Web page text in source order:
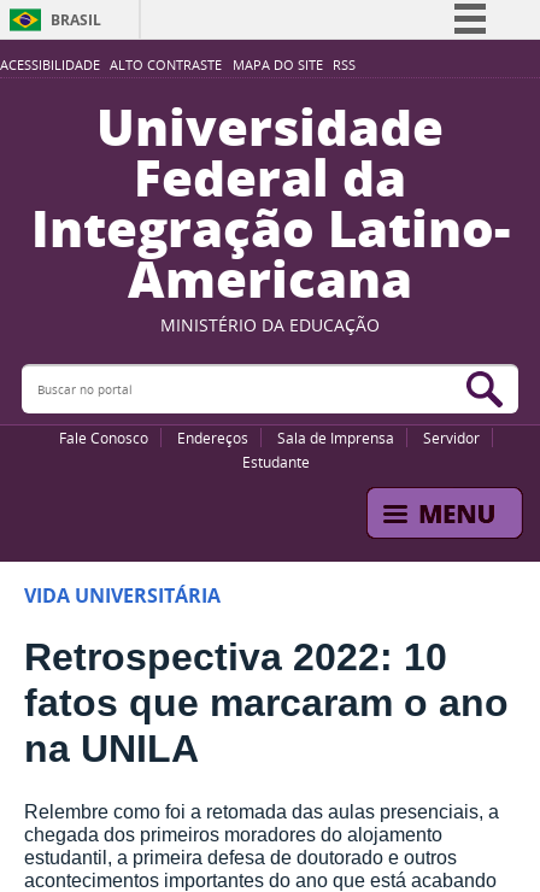
ACESSIBILIDADE ALTO CONTRASTE MAPA DO SITE RSS
BRASIL
Simplifique!
Participe
Acesso à informação
Legislação
Canais
Universidade
Federal da
Integração Latino-
Americana
MINISTÉRIO DA EDUCAÇÃO
Buscar no portal
Fale Conosco Endereços Sala de Imprensa
Servidor
Estudante
VIDA UNIVERSITÁRIA
Retrospectiva 2022: 10
fatos que marcaram o ano
na UNILA
Relembre como foi a retomada das aulas presenciais, a
chegada dos primeiros moradores do alojamento
estudantil, a primeira defesa de doutorado e outros
acontecimentos importantes do ano que está acabando